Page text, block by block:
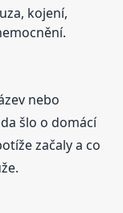
kojení,
nebo
šlo o domácí
začaly a co